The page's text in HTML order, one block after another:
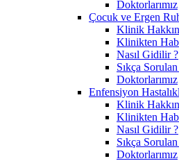
Doktorlarımız
Çocuk ve Ergen
Klinik
Klinikten
Nasıl Gidilir ?
Sıkça
Doktorlarımız
Enfensiyon
Klinik
Klinikten
Nasıl Gidilir ?
Sıkça
Doktorlarımız